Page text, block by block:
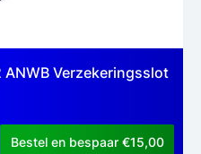
ANWB Verzekeringsslot
Bestel en bespaar €15,00